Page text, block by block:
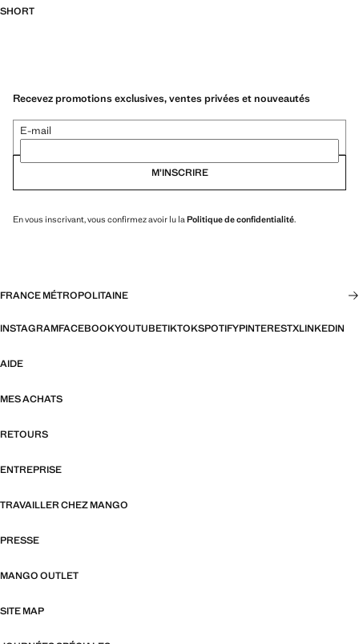
SHORT
Recevez promotions exclusives, ventes privées et nouveautés
E-mail
M’INSCRIRE
En vous inscrivant, vous confirmez avoir lu la Politique de confidentialité.
FRANCE MÉTROPOLITAINE
INSTAGRAMFACEBOOKYOUTUBETIKTOKSPOTIFYPINTERESTXLINKEDIN
AIDE
MES ACHATS
RETOURS
ENTREPRISE
TRAVAILLER CHEZ MANGO
PRESSE
MANGO OUTLET
SITE MAP